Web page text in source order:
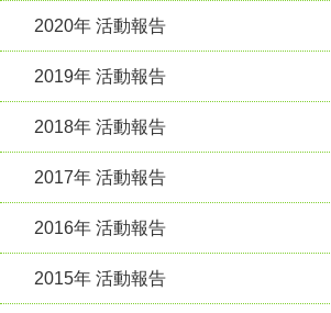
2020年 活動報告
2019年 活動報告
2018年 活動報告
2017年 活動報告
2016年 活動報告
2015年 活動報告